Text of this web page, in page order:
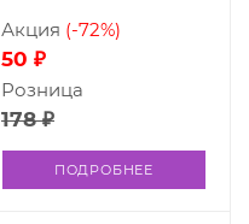
50 ₽
Акция (-72%)
178 ₽
Розница
ПОДРОБНЕЕ